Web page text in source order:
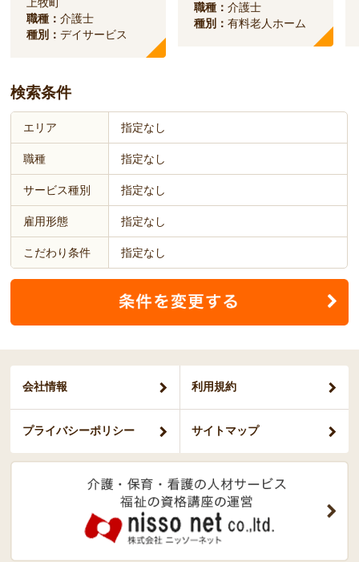
職種：介護士
種別：デイサービス
職種：介護士
種別：有料老人ホーム
検索条件
エリア 指定なし
職種 指定なし
サービス種別 指定なし
雇用形態 指定なし
こだわり条件 指定なし
会社情報 利用規約
プライバシーポリシー サイトマップ